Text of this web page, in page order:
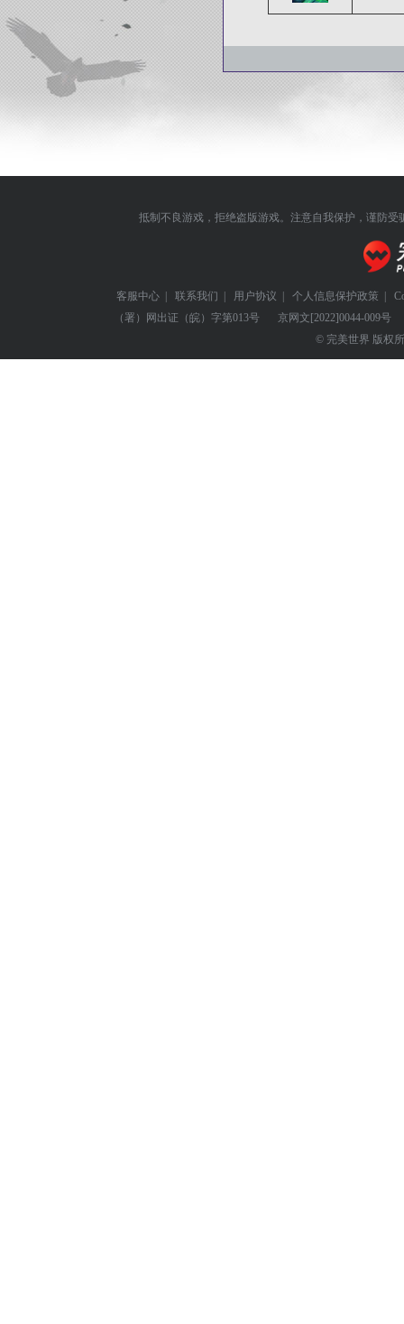
抵制不良游戏，拒绝盗版游戏。注意自我保护，谨防受
客服中心 | 联系我们 | 用户协议 | 个人信息保护政策 |
（署）网出证（皖）字第013号
京网文[2022]0044-009号
© 完美世界 版权所